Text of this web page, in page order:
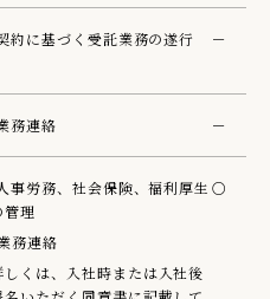
約に基づく受託業務の遂行 －
務連絡 －
事労務、社会保険、福利厚生
管理
務連絡
くは、入社時または入社後
○